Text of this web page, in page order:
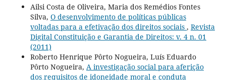
Ailsi Costa de Oliveira, Maria dos Remédios Fontes
Silva, O desenvolvimento de políticas públicas
voltadas para a efetivação dos direitos sociais , Revista
Digital Constituição e Garantia de Direitos: v. 4 n. 01
(2011)
Roberto Henrique Pôrto Nogueira, Luís Eduardo
Pôrto Nogueira, A investigação social para aferição
dos requisitos de idoneidade moral e conduta